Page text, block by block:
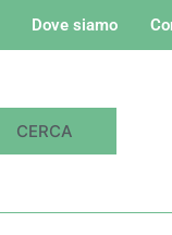
Dove siamo